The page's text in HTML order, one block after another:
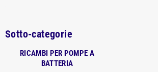
Sotto-categorie
RICAMBI PER POMPE A
BATTERIA